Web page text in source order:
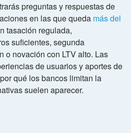
preguntas y respuestas de
en las que queda más del
tasación regulada,
suficientes, segunda
o novación con LTV alto. Las
de usuarios y aportes de
qué los bancos limitan la
suelen aparecer.